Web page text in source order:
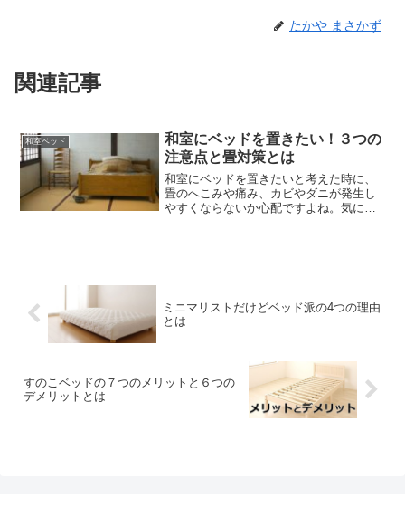
たかや まさかず
関連記事
和室ベッド
和室にベッドを置きたい！３つの
注意点と畳対策とは
和室にベッドを置きたいと考えた時に、
畳のへこみや痛み、カビやダニが発生し
やすくならないか心配ですよね。気にな
ミニマリストだけどベッド派の4つの理由
とは
すのこベッドの７つのメリットと６つの
デメリットとは